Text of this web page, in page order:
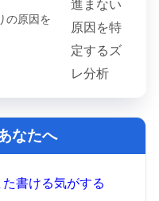
の原因を
なたへ